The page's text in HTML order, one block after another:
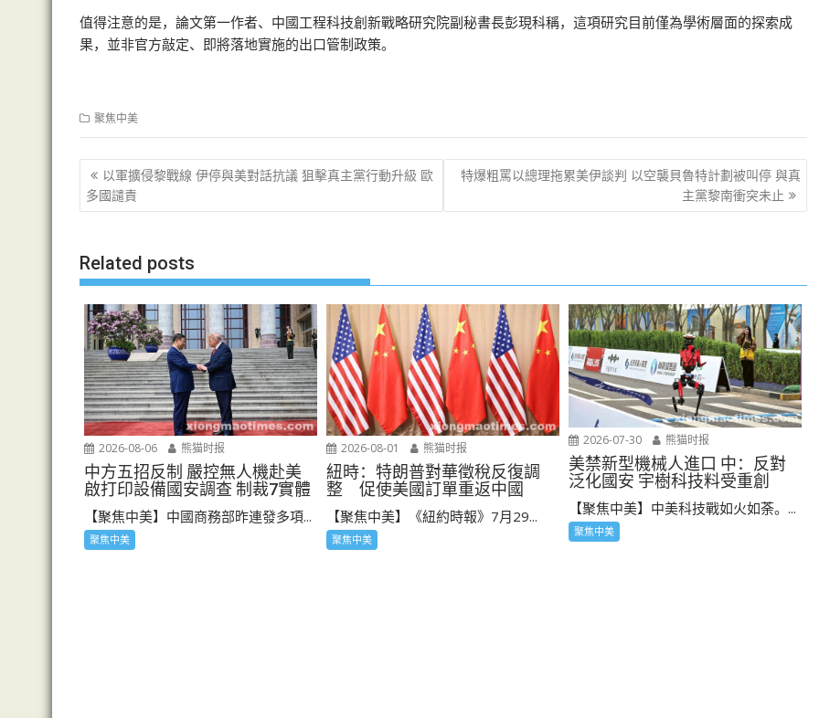
值得注意的是，論文第一作者、中國工程科技創新戰略研究院副秘書長彭現科稱，這項研究目前僅為學術層面的探索成
果，並非官方敲定、即將落地實施的出口管制政策。
聚焦中美
文
章
以軍擴侵黎戰線 伊停與美對話抗議 狙擊真主黨行動升級 歐
多國譴責
特爆粗罵以總理拖累美伊談判 以空襲貝魯特計劃被叫停 與真
主黨黎南衝突未止
Related posts
2026-08-06 熊猫时报
中方五招反制 嚴控無人機赴美
啟打印設備國安調查 制裁7實體
【聚焦中美】中國商務部昨連發多項...
聚焦中美
2026-08-01 熊猫时报
紐時：特朗普對華徵稅反復調
整 促使美國訂單重返中國
【聚焦中美】《紐約時報》7月29...
聚焦中美
2026-07-30 熊猫时报
美禁新型機械人進口 中：反對
泛化國安 宇樹科技料受重創
【聚焦中美】中美科技戰如火如荼。...
聚焦中美